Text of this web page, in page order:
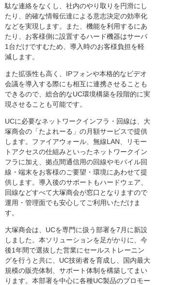
駄な連絡をなくし、社内のやり取りを円滑にし
たり、的確な情報伝達による意志決定の効率化
などを実現します。また、機能を利用するにあ
たり、お客様側に設置するハード機器はサーバ
1台だけですむため、導入時のお客様負担を軽
減します。
また拡張性も高く、IPフォンや本格的なビデオ
会議を導入する際にも相互に連携させることも
できるので、総合的なUC環境構築を段階的に実
現させることも可能です。
UCに必要なネットワークインフラ・回線は、大
塚商会の「たよれーる」の月額サービスで提供
します。ファイアウォール、無線LAN、リモー
トアクセスの仕組みといったネットワークイン
フラに加え、拠点間通信用の回線やモバイル回
線・端末をお客様のご要望・環境にあわせて提
供します。導入後のサポートもハードウェア、
回線などすべて大塚商会が窓口となりますので
運用・管理面でも安心してご利用いただけま
す。
大塚商会は、UCを専門に扱う部署を7月に新設
しました。本ソリューションを足がかりに、今
後1年間で選抜した営業にセールストレーニン
グを行うと共に、UC技術者を育成し、国内最大
規模の販売体制、サポート体制を構築してまい
ります。本部署を中心に各種UC製品のプロモー